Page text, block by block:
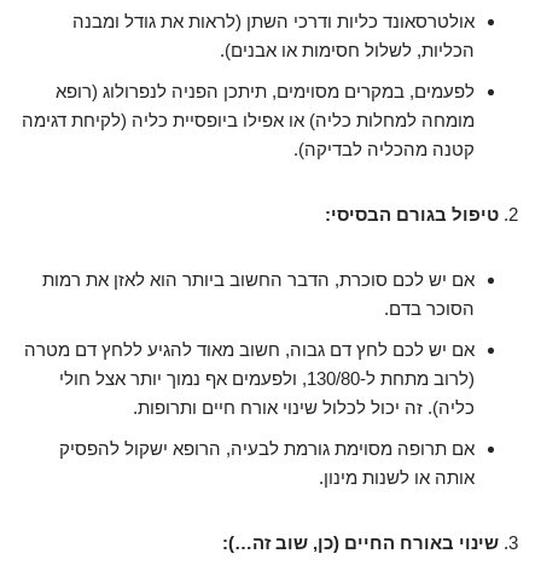
אולטרסאונד כליות ודרכי השתן (לראות את גודל ומבנה
הכליות, לשלול חסימות או אבנים).
לפעמים, במקרים מסוימים, תיתכן הפניה לנפרולוג (רופא
מומחה למחלות כליה) או אפילו ביופסיית כליה (לקיחת דגימה
קטנה מהכליה לבדיקה).
טיפול בגורם הבסיסי:
אם יש לכם סוכרת, הדבר החשוב ביותר הוא לאזן את רמות
הסוכר בדם.
אם יש לכם לחץ דם גבוה, חשוב מאוד להגיע ללחץ דם מטרה
(לרוב מתחת ל-130/80, ולפעמים אף נמוך יותר אצל חולי
כליה). זה יכול לכלול שינוי אורח חיים ותרופות.
אם תרופה מסוימת גורמת לבעיה, הרופא ישקול להפסיק
אותה או לשנות מינון.
שינוי באורח החיים (כן, שוב זה…):